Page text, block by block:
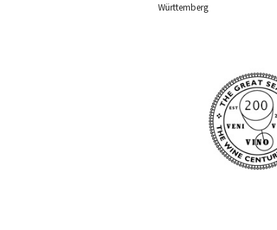
Württemberg